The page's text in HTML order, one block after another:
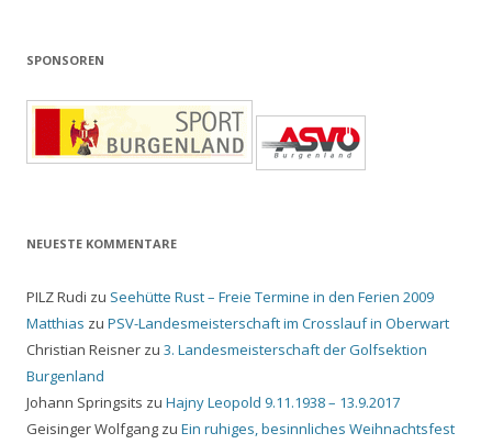
SPONSOREN
NEUESTE KOMMENTARE
PILZ Rudi zu Seehütte Rust – Freie Termine in den Ferien 2009
Matthias zu PSV-Landesmeisterschaft im Crosslauf in Oberwart
Christian Reisner zu 3. Landesmeisterschaft der Golfsektion
Burgenland
Johann Springsits zu Hajny Leopold 9.11.1938 – 13.9.2017
Geisinger Wolfgang zu Ein ruhiges, besinnliches Weihnachtsfest